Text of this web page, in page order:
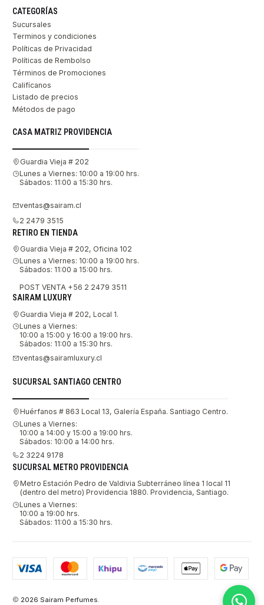
CATEGORÍAS
Sucursales
Terminos y condiciones
Políticas de Privacidad
Políticas de Rembolso
Términos de Promociones
Califícanos
Listado de precios
Métodos de pago
CASA MATRIZ PROVIDENCIA
Guardia Vieja # 202
Lunes a Viernes: 10:00 a 19:00 hrs.
Sábados: 11:00 a 15:30 hrs.
ventas@sairam.cl
2 2479 3515
RETIRO EN TIENDA
Guardia Vieja # 202, Oficina 102
Lunes a Viernes: 10:00 a 19:00 hrs.
Sábados: 11:00 a 15:00 hrs.
POST VENTA +56 2 2479 3511
SAIRAM LUXURY
Guardia Vieja # 202, Local 1.
Lunes a Viernes:
10:00 a 15:00 y 16:00 a 19:00 hrs.
Sábados: 11:00 a 15:30 hrs.
ventas@sairamluxury.cl
SUCURSAL SANTIAGO CENTRO
Huérfanos # 863 Local 13, Galería España. Santiago Centro.
Lunes a Viernes:
10:00 a 14:00 y 15:00 a 19:00 hrs.
Sábados: 10:00 a 14:00 hrs.
2 3224 9178
SUCURSAL METRO PROVIDENCIA
Metro Estación Pedro de Valdivia Subterráneo línea 1 local 11
(dentro del metro) Providencia 1880. Providencia, Santiago.
Lunes a Viernes:
10:00 a 19:00 hrs.
Sábados: 11:00 a 15:30 hrs.
2026 Sairam Perfumes.